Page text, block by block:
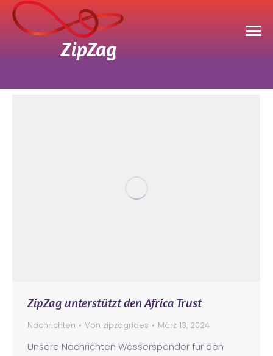
ZipZag unterstützt den Africa Trust
Nachrichten Von zipzagrides März 13, 2024
Unsere Nachrichten Wasserspender für den